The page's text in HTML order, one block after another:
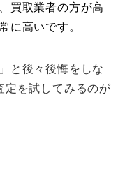
買取業者の方が高
に高いです。
」と後々後悔をしな
定を試してみるのが